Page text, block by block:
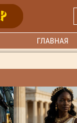
ГЛАВНАЯ